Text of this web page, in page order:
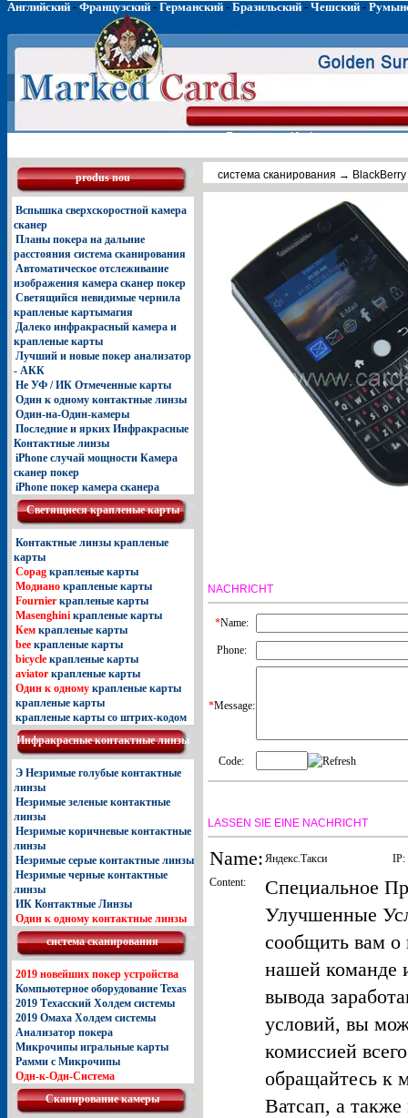
Английский- Французский- Германский- Бразильский- Чешский-
Главная Инфракрасные
produs nou
Вспышка сверхскоростной камера
сканер
Планы покера на дальние
расстояния система сканирования
Автоматическое отслеживание
изображения камера сканер покер
Светящийся невидимые чернила
крапленые картымагия
Далеко инфракрасный камера и
крапленые карты
Лучший и новые покер анализатор
- АКК
Не УФ / ИК Отмеченные карты
Один к одному контактные линзы
Один-на-Один-камеры
Последние и ярких Инфракрасные
Контактные линзы
iPhone случай мощности Камера
сканер покер
iPhone покер камера сканера
Светящиеcя крапленые карты
Контактные линзы крапленые
карты
Copag крапленые карты
Модианокрапленые карты
Fournierкрапленые карты
Masenghini крапленые карты
Кемкрапленые карты
beeкрапленые карты
bicycleкрапленые карты
aviatorкрапленые карты
Один к одномукрапленые карты
крапленые карты
крапленые карты со штрих-кодом
Инфракрасные контактные линзы
Э Незримые голубые контактные
линзы
Незримые зеленые контактные
линзы
Незримые коричневые контактные
линзы
Незримые серые контактные линзы
Незримые черные контактные
линзы
ИК Контактные Линзы
Один к одному контактные линзы
система сканирования
2019 новейших покер устройства
Компьютерное оборудование Texas
2019 Техасский Холдем системы
2019 Омаха Холдем системы
Анализатор покера
Микрочипы игральные карты
Рамми с Микрочипы
Одн-к-Одн-Система
Сканирование камеры
система сканирования → BlackBerry
NACHRICHT
*Name:
Phone:
*Message:
Code:
LASSEN SIE EINE NACHRICHT
Name: Яндекс.Такси
IP:
Content:
Специальное
Улучшенные
сообщить вам о
нашей команде
вывода
условий, вы
комиссией
обращайтесь к
Ватсап, а